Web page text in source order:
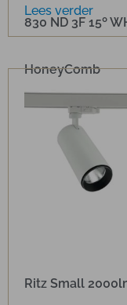
830 ND 3F 15º
HoneyComb
Lees verder
Ritz Small